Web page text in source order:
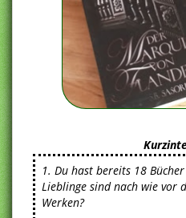
1. Du hast bereits 18
Lieblinge sind nach wie vor
Werken?